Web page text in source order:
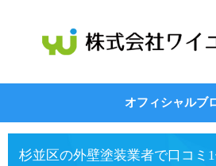
オフィシャルブ
杉並区の外壁塗装業者で口コミ